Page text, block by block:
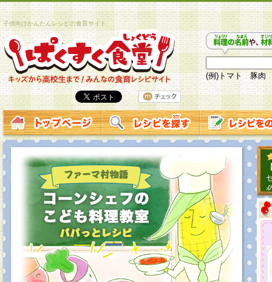
子供向けかんたんレシピの食育サイト
(例)トマト 豚肉